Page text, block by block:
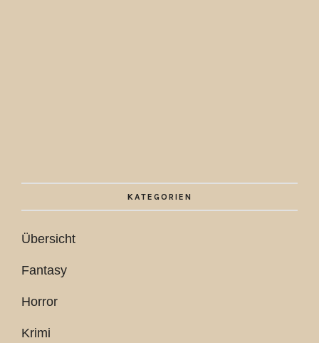
KATEGORIEN
Übersicht
Fantasy
Horror
Krimi